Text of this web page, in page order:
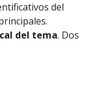
del
del tema. Dos